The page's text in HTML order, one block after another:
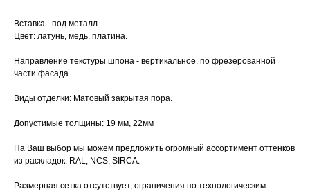
Вставка - под металл.
Цвет: латунь, медь, платина.
Направление текстуры шпона - вертикальное, по фрезерованной
части фасада
Виды отделки: Матовый закрытая пора.
Допустимые толщины: 19 мм, 22мм
На Ваш выбор мы можем предложить огромный ассортимент оттенков
из раскладок: RAL, NCS, SIRCA.
Размерная сетка отсутствует, ограничения по технологическим